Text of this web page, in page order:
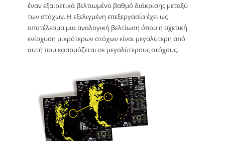
έναν εξαιρετικά βελτιωμένο βαθμό διάκρισης μεταξύ
των στόχων. Η εξελιγμένη επεξεργασία έχει ως
αποτέλεσμα μια αναλογική βελτίωση όπου η σχετική
ενίσχυση μικρότερων στόχων είναι μεγαλύτερη από
αυτή που εφαρμόζεται σε μεγαλύτερους στόχους.